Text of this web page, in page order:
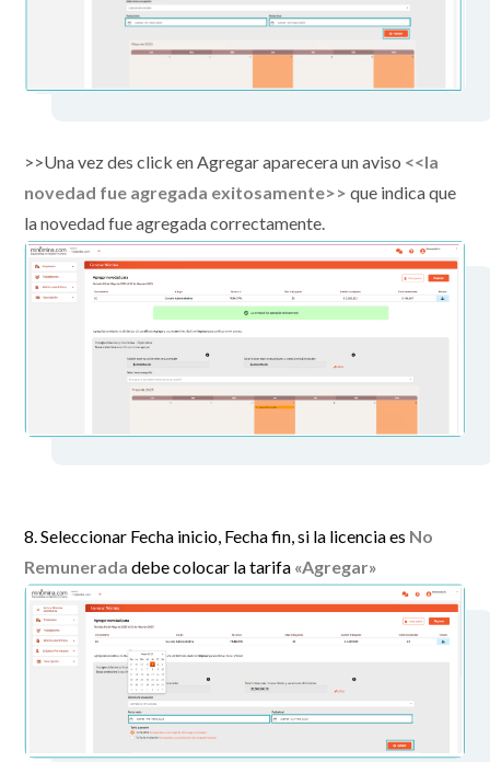
>>Una vez des click en Agregar aparecera un aviso <<la
novedad fue agregada exitosamente>> que indica que
la novedad fue agregada correctamente.
8. Seleccionar Fecha inicio, Fecha fin, si la licencia es No
Remunerada debe colocar la tarifa «Agregar»